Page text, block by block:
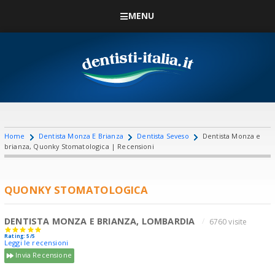
MENU
Home Dentista Monza E Brianza Dentista Seveso
Dentista Monza e
brianza, Quonky Stomatologica | Recensioni
QUONKY STOMATOLOGICA
DENTISTA MONZA E BRIANZA, LOMBARDIA 6760 visite
Rating: 5/5
Leggi le recensioni
Invia Recensione